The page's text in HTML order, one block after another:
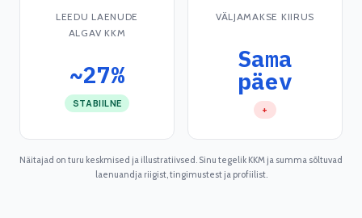
LEEDU LAENUDE
ALGAV KKM
~27%
STABIILNE
VÄLJAMAKSE KIIRUS
Sama
päev
+
Näitajad on turu keskmised ja illustratiivsed. Sinu tegelik KKM ja summa sõltuvad
laenuandja riigist, tingimustest ja profiilist.